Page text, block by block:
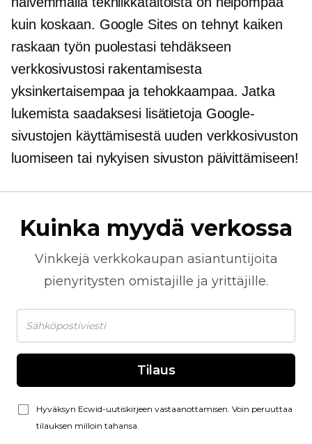
kuin koskaan. Google Sites on tehnyt kaiken
raskaan työn puolestasi tehdäkseen
verkkosivustosi rakentamisesta
yksinkertaisempaa ja tehokkaampaa. Jatka
lukemista saadaksesi lisätietoja Google-
sivustojen käyttämisestä uuden verkkosivuston
luomiseen tai nykyisen sivuston päivittämiseen!
Kuinka myydä verkossa
Vinkkejä verkkokaupan asiantuntijoita
pienyritysten omistajille ja yrittäjille.
Tilaus
Hyväksyn Ecwid-uutiskirjeen vastaanottamisen. Voin peruuttaa
tilauksen milloin tahansa.